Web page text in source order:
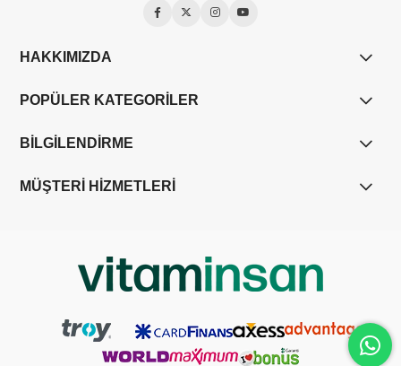
HAKKIMIZDA
POPÜLER KATEGORİLER
BİLGİLENDİRME
MÜŞTERİ HİZMETLERİ